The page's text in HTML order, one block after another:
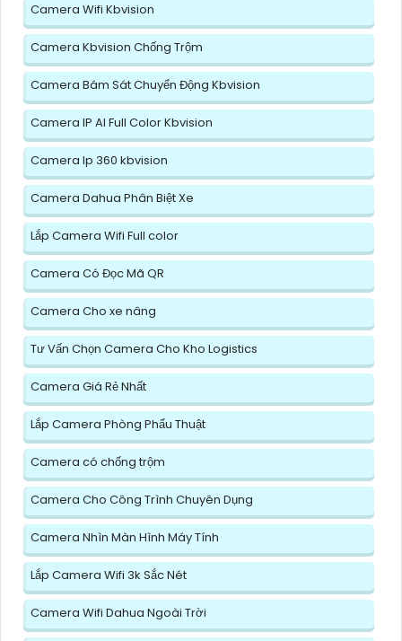
Camera Wifi Kbvision
Camera Kbvision Chống Trộm
Camera Bám Sát Chuyển Động Kbvision
Camera IP AI Full Color Kbvision
Camera Ip 360 kbvision
Camera Dahua Phân Biệt Xe
Lắp Camera Wifi Full color
Camera Có Đọc Mã QR
Camera Cho xe nâng
Tư Vấn Chọn Camera Cho Kho Logistics
Camera Giá Rẻ Nhất
Lắp Camera Phòng Phẩu Thuật
Camera có chống trộm
Camera Cho Công Trình Chuyên Dụng
Camera Nhìn Màn Hình Máy Tính
Lắp Camera Wifi 3k Sắc Nét
Camera Wifi Dahua Ngoài Trời